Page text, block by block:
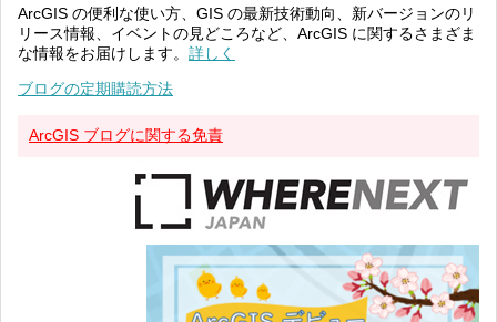
ArcGIS の便利な使い方、GIS の最新技術動向、新バージョンのリ
リース情報、イベントの見どころなど、ArcGIS に関するさまざま
な情報をお届けします。 詳しく
ブログの定期購読方法
ArcGIS ブログに関する免責